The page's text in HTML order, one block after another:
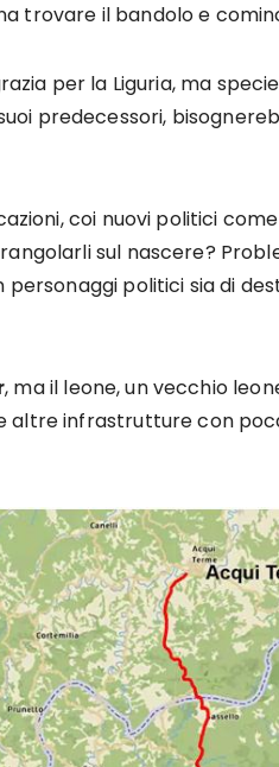
trovare il bandolo e
per la Liguria, ma
predecessori,
coi nuovi politici
sul nascere?
politici sia di
, ma il leone, un vecchio
altre infrastrutture con